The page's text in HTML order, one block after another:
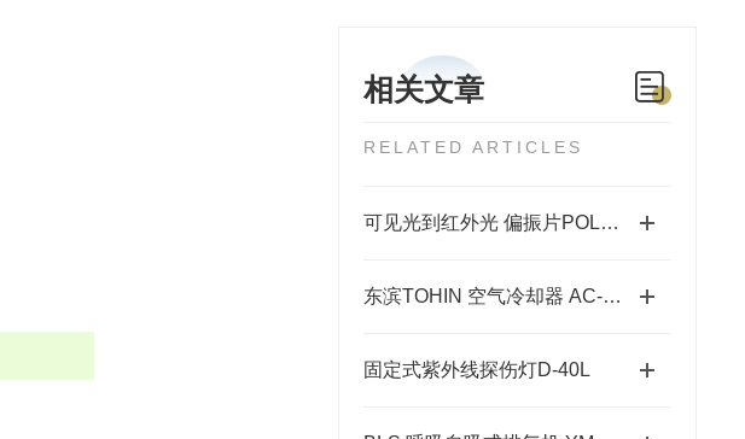
相关文章
RELATED ARTICLES
可见光到红外光 偏振片POLAX-32N系列
东滨TOHIN 空气冷却器 AC-60 和 AC-60c 的特点
固定式紫外线探伤灯D-40L